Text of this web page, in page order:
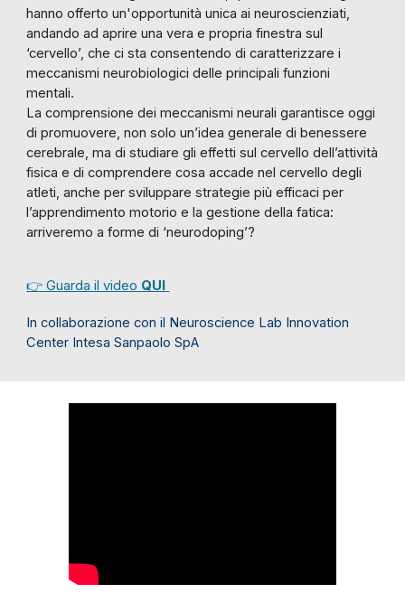
hanno offerto un'opportunità unica ai neuroscienziati,
andando ad aprire una vera e propria finestra sul
‘cervello’, che ci sta consentendo di caratterizzare i
meccanismi neurobiologici delle principali funzioni
mentali.
La comprensione dei meccanismi neurali garantisce oggi
di promuovere, non solo un’idea generale di benessere
cerebrale, ma di studiare gli effetti sul cervello dell’attività
fisica e di comprendere cosa accade nel cervello degli
atleti, anche per sviluppare strategie più efficaci per
l’apprendimento motorio e la gestione della fatica:
arriveremo a forme di ‘neurodoping’?
👉 Guarda il video QUI
In collaborazione con il Neuroscience Lab Innovation
Center Intesa Sanpaolo SpA